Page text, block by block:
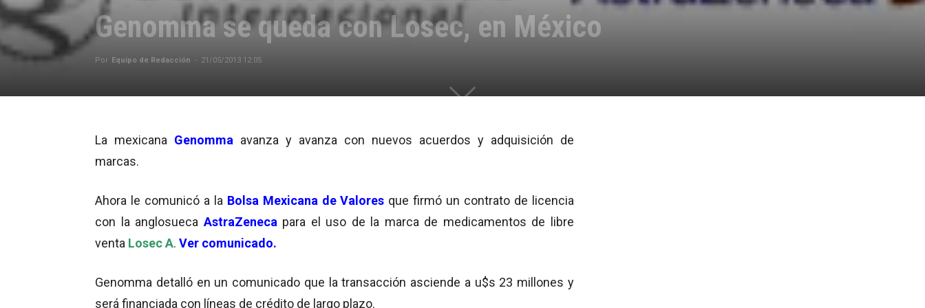
Genomma se queda con Losec, en México
Por Equipo de Redacción - 21/05/2013 12:05
La mexicana Genomma avanza y avanza con nuevos acuerdos y adquisición de
marcas.
Ahora le comunicó a la Bolsa Mexicana de Valores que firmó un contrato de licencia
con la anglosueca AstraZeneca para el uso de la marca de medicamentos de libre
venta Losec A. Ver comunicado.
Genomma detalló en un comunicado que la transacción asciende a u$s 23 millones y
será financiada con líneas de crédito de largo plazo.